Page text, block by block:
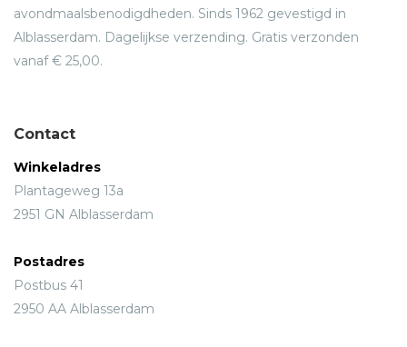
avondmaalsbenodigdheden. Sinds 1962 gevestigd in
Alblasserdam. Dagelijkse verzending. Gratis verzonden
vanaf € 25,00.
Contact
Winkeladres
Plantageweg 13a
2951 GN Alblasserdam
Postadres
Postbus 41
2950 AA Alblasserdam